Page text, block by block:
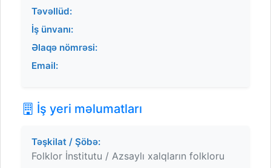
Təvəllüd:
İş ünvanı:
Əlaqə nömrəsi:
Email:
İş yeri məlumatları
Təşkilat / Şöbə:
Folklor İnstitutu / Azsaylı xalqların folkloru